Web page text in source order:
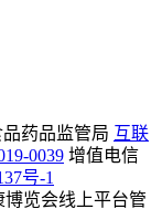
药品监管局 互联
0039 增值电信
号-1
博览会线上平台管